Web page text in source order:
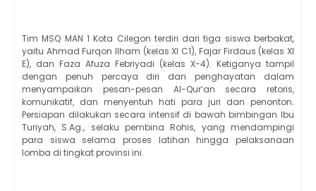
Tim MSQ MAN 1 Kota Cilegon terdiri dari tiga siswa berbakat,
yaitu Ahmad Furqon Ilham (kelas XI C1), Fajar Firdaus (kelas XI
E), dan Faza Afuza Febriyadi (kelas X-4). Ketiganya tampil
dengan penuh percaya diri dan penghayatan dalam
menyampaikan pesan-pesan Al-Qur’an secara retoris,
komunikatif, dan menyentuh hati para juri dan penonton.
Persiapan dilakukan secara intensif di bawah bimbingan Ibu
Turiyah, S.Ag., selaku pembina Rohis, yang mendampingi
para siswa selama proses latihan hingga pelaksanaan
lomba di tingkat provinsi ini.